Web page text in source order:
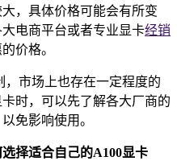
，具体价格可能会有所变
电商平台或者专业显卡经销
价格。
，市场上也存在一定程度的
时，可以先了解各大厂商的
免影响使用。
择适合自己的A100显卡